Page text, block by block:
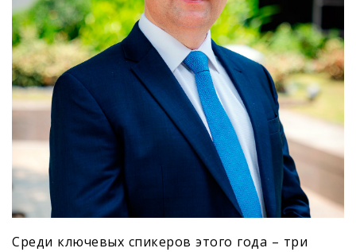
Среди ключевых спикеров этого года – три